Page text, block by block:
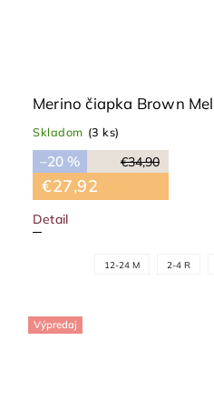
Merino čiapka Brown
Skladom (3 ks)
€34,90
–20 %
€27,92
Detail
12-24 M 2-4 R
Výpredaj